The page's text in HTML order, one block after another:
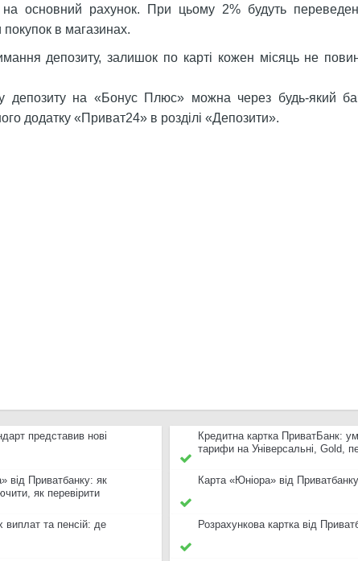
на основний рахунок. При цьому 2% будуть
в магазинах.
депозиту, залишок по карті кожен місяць не
депозиту на «Бонус Плюс» можна через будь-який
додатку «Приват24» в розділі «Депозити».
представив нові
Кредитна картка ПриватБанк:
тарифи на Універсальні, Gold,
від Приватбанку: як
як перевірити
Карта «Юніора» від Приватбанку
виплат та пенсій: де
Розрахункова картка від